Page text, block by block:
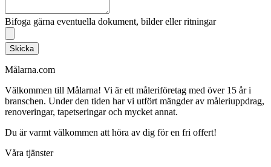
Bifoga gärna eventuella dokument, bilder eller ritningar
Skicka
Målarna.com
Välkommen till Målarna! Vi är ett måleriföretag med över 15 år i
branschen. Under den tiden har vi utfört mängder av måleriuppdrag,
renoveringar, tapetseringar och mycket annat.
Du är varmt välkommen att höra av dig för en fri offert!
Våra tjänster